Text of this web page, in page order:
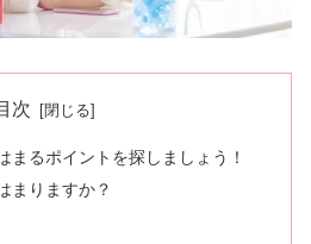
次
まるポイントを探しましょう！
まりますか？